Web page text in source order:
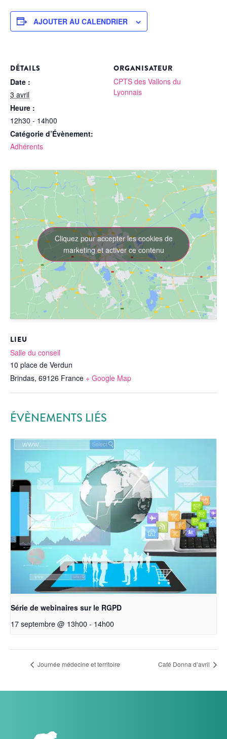
AJOUTER AU CALENDRIER
DÉTAILS
Date :
3 avril
Heure :
12h30 - 14h00
Catégorie d’Évènement:
Adhérents
ORGANISATEUR
CPTS des Vallons du
Lyonnais
LIEU
Salle du conseil
10 place de Verdun
Brindas, 69126 France + Google Map
Cliquez pour accepter les cookies de
marketing et activer ce contenu
ÉVÈNEMENTS LIÉS
Série de webinaires sur le RGPD
17 septembre @ 13h00- 14h00
Journée médecine et territoire Café Donna d’avril